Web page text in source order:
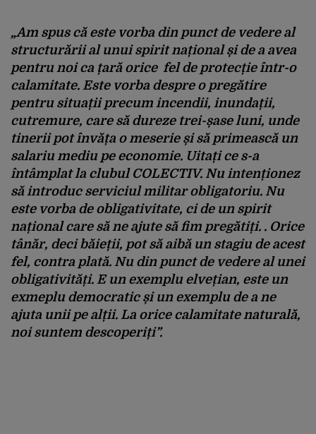
„Am spus că este vorba din punct de vedere al
structurării al unui spirit național și de a avea
pentru noi ca țară orice fel de protecție într-o
calamitate. Este vorba despre o pregătire
pentru situații precum incendii, inundații,
cutremure, care să dureze trei-șase luni, unde
tinerii pot învăța o meserie și să primească un
salariu mediu pe economie. Uitați ce s-a
întâmplat la clubul COLECTIV. Nu intenționez
să introduc serviciul militar obligatoriu. Nu
este vorba de obligativitate, ci de un spirit
național care să ne ajute să fim pregătiți. . Orice
tânăr, deci băieții, pot să aibă un stagiu de acest
fel, contra plată. Nu din punct de vedere al unei
obligativități. E un exemplu elvețian, este un
exmeplu democratic și un exemplu de a ne
ajuta unii pe alții. La orice calamitate naturală,
noi suntem descoperiți”.